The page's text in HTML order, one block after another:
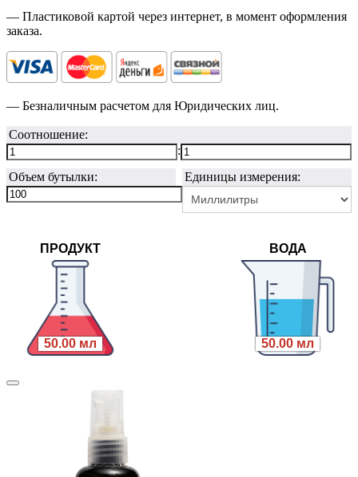
— Пластиковой картой через интернет, в момент оформления
заказа.
— Безналичным расчетом для Юридических лиц.
Соотношение:
:
Объем бутылки:
Единицы измерения:
ПРОДУКТ
50.00 мл
ВОДА
50.00 мл